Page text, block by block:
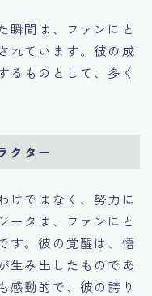
瞬間は、ファンにと
れています。彼の成
るものとして、多く
クター
けではなく、努力に
ータは、ファンにと
す。彼の覚醒は、悟
生み出したものであ
感動的で、彼の誇り